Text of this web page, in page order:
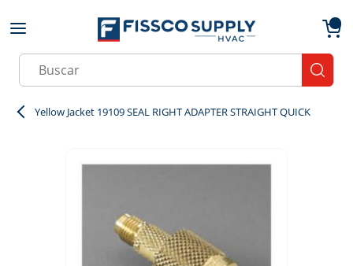
Skip to main content
Site Search
Yellow Jacket 19109 SEAL RIGHT ADAPTER STRAIGHT QUICK